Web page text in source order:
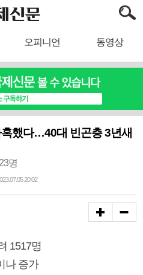
오피니언 동영상
혹했다…40대 빈곤층 3년새
명
20:02
1517명
나 증가